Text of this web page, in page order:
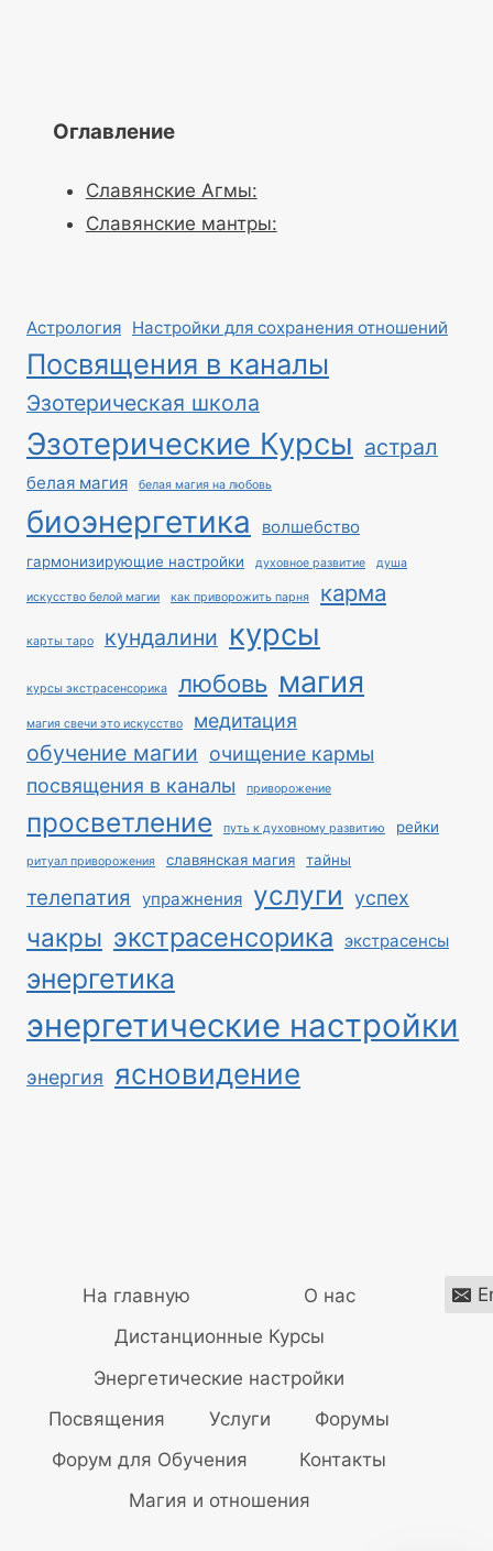
Оглавление
Славянские Агмы:
Славянские мантры:
Астрология Настройки для сохранения отношений
Посвящения в каналы
Эзотерическая школа
Эзотерические Курсы астрал
белая магия белая магия на любовь
биоэнергетика волшебство
гармонизирующие настройки духовное развитие душа
искусство белой магии как приворожить парня карма
карты таро кундалини курсы
курсы экстрасенсорика любовь магия
магия свечи это искусство медитация
обучение магии очищение кармы
посвящения в каналы
приворожение
просветление путь к духовному развитию рейки
ритуал приворожения славянская магия тайны
телепатия упражнения услуги успех
чакры экстрасенсорика экстрасенсы
энергетика
энергетические настройки
энергия ясновидение
На главную
О нас
Дистанционные Курсы
Энергетические настройки
Посвящения
Услуги
Форумы
Форум для Обучения
Контакты
Магия и отношения